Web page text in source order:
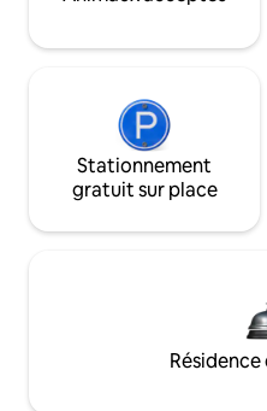
Stationnement
gratuit sur place